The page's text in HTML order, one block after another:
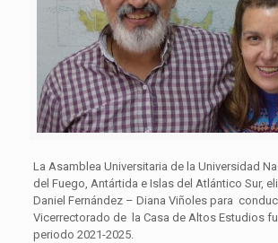
La Asamblea Universitaria de la Universidad
del Fuego, Antártida e Islas del Atlántico Sur,
Daniel Fernández – Diana Viñoles para
Vicerrectorado de la Casa de Altos Estudios
periodo 2021-2025.